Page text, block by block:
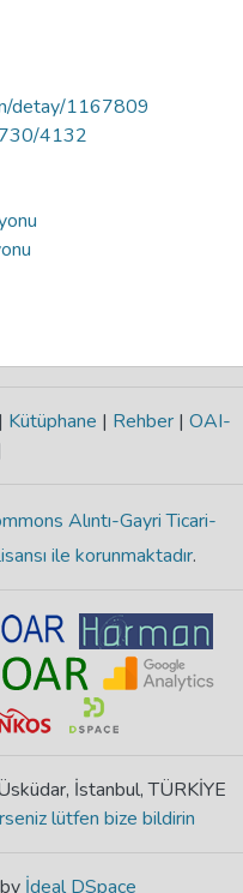
detay/1167809
4132
| Kütüphane | Rehber | OAI-
Alıntı-Gayri Ticari-
ile korunmaktadır.
İstanbul, TÜRKİYE
lütfen bize bildirin
İdeal DSpace